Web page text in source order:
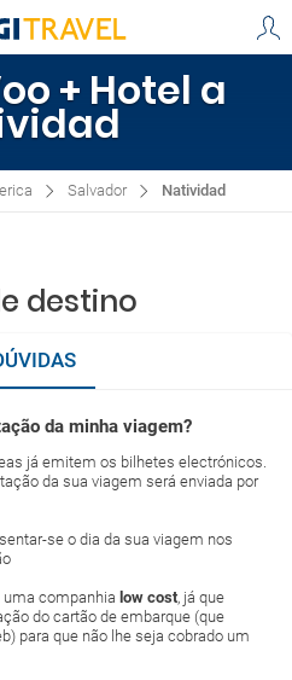
+ Hotel a
Salvador Natividad
destino
da minha viagem?
já emitem os bilhetes electrónicos.
da sua viagem será enviada por
se o dia da sua viagem nos
uma companhia low cost, já que
do cartão de embarque (que
para que não lhe seja cobrado um